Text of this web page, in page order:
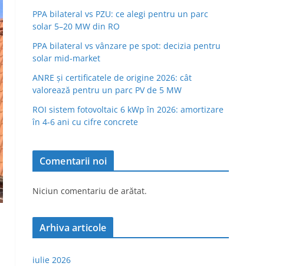
PPA bilateral vs PZU: ce alegi pentru un parc
solar 5–20 MW din RO
PPA bilateral vs vânzare pe spot: decizia pentru
solar mid-market
ANRE și certificatele de origine 2026: cât
valorează pentru un parc PV de 5 MW
ROI sistem fotovoltaic 6 kWp în 2026: amortizare
în 4-6 ani cu cifre concrete
Comentarii noi
Niciun comentariu de arătat.
Arhiva articole
iulie 2026